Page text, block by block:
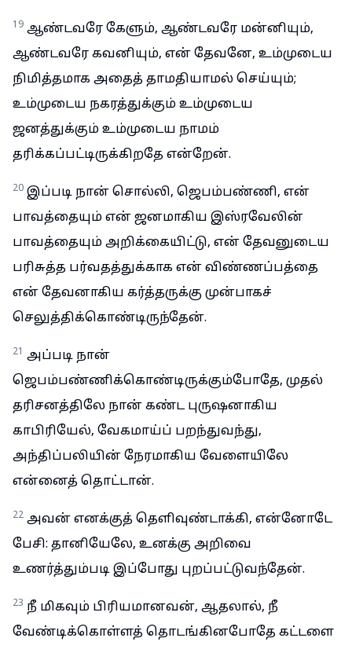
19 ஆண்டவரே கேளும், ஆண்டவரே மன்னியும்,
ஆண்டவரே கவனியும், என் தேவனே, உம்முடைய
நிமித்தமாக அதைத் தாமதியாமல் செய்யும்;
உம்முடைய நகரத்துக்கும் உம்முடைய
ஜனத்துக்கும் உம்முடைய நாமம்
தரிக்கப்பட்டிருக்கிறதே என்றேன்.
20 இப்படி நான் சொல்லி, ஜெபம்பண்ணி, என்
பாவத்தையும் என் ஜனமாகிய இஸ்ரவேலின்
பாவத்தையும் அறிக்கையிட்டு, என் தேவனுடைய
பரிசுத்த பர்வதத்துக்காக என் விண்ணப்பத்தை
என் தேவனாகிய கர்த்தருக்கு முன்பாகச்
செலுத்திக்கொண்டிருந்தேன்.
21 அப்படி நான்
ஜெபம்பண்ணிக்கொண்டிருக்கும்போதே, முதல்
தரிசனத்திலே நான் கண்ட புருஷனாகிய
காபிரியேல், வேகமாய்ப் பறந்துவந்து,
அந்திப்பலியின் நேரமாகிய வேளையிலே
என்னைத் தொட்டான்.
22 அவன் எனக்குத் தெளிவுண்டாக்கி, என்னோடே
பேசி: தானியேலே, உனக்கு அறிவை
உணர்த்தும்படி இப்போது புறப்பட்டுவந்தேன்.
23 நீ மிகவும் பிரியமானவன், ஆதலால், நீ
வேண்டிக்கொள்ளத் தொடங்கினபோதே கட்டளை